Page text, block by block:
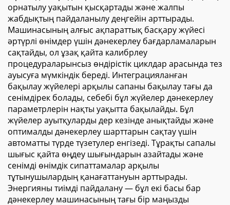
орнатылу уақытын қысқартады және жалпы
жабдықтың пайдаланылу деңгейін арттырады.
Машинасының алғыс ақпараттық басқару жүйесі
әртүрлі өнімдер үшін дәнекерлеу бағдарламаларын
сақтайды, ол ұзақ қайта калибрлеу
процедураларынсыз өндірістік циклдар арасында тез
ауысуға мүмкіндік береді. Интеграцияланған
бақылау жүйелері арқылы сапаны бақылау тағы да
сенімдірек болады, себебі бұл жүйелер дәнекерлеу
параметрлерін нақты уақытта бақылайды. Бұл
жүйелер ауытқуларды дер кезінде анықтайды және
оптималды дәнекерлеу шарттарын сақтау үшін
автоматты түрде түзетулер енгізеді. Тұрақты сапалы
шығыс қайта өңдеу шығындарын азайтады және
сенімді өнімдік сипаттамалар арқылы
тұтынушылардың қанағаттануын арттырады.
Энергияны тиімді пайдалану — бұл екі басы бар
дәнекерлеу машинасының тағы бір маңызды